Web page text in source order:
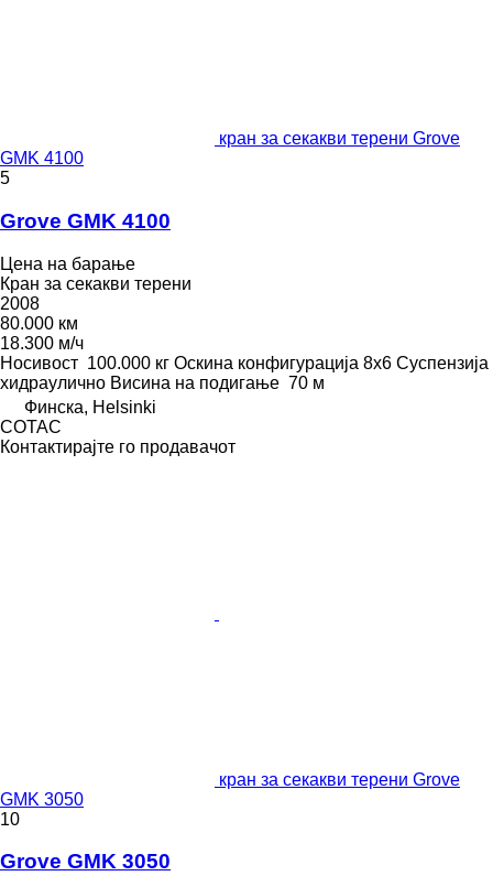
кран за секакви терени Grove
GMK 4100
5
Grove GMK 4100
Цена на барање
Кран за секакви терени
2008
80.000 км
18.300 м/ч
Носивост 100.000 кг Оскина конфигурација 8x6 Суспензија
хидраулично Висина на подигање 70 м
Финска, Helsinki
COTAC
Контактирајте го продавачот
кран за секакви терени Grove
GMK 3050
10
Grove GMK 3050